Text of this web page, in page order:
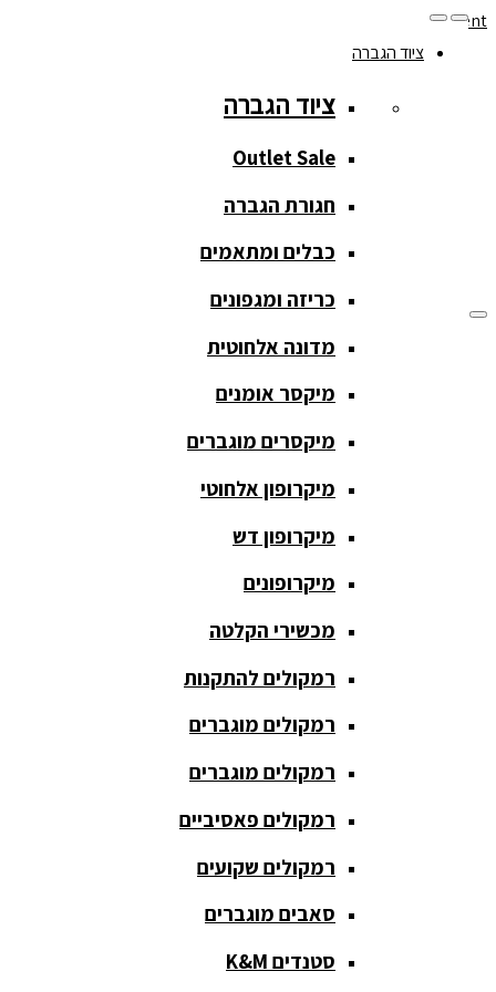
Skip to content
077-208-0290
מעקב הזמנות
ציוד הגברה
Outlet Sale
חגורת הגברה
כבלים
ומתאמים
כריזה
ומגפונים
מדונה
אלחוטית
מיקסר
מוגברים
מיקרופון
ציוד הגברה
ציוד הגברה
Outlet Sale
חגורת הגברה
כבלים ומתאמים
כריזה ומגפונים
מדונה אלחוטית
מיקסר אומנים
מיקסרים מוגברים
מיקרופון אלחוטי
מיקרופון דש
מיקרופונים
מכשירי הקלטה
רמקולים להתקנות
רמקולים מוגברים
רמקולים מוגברים
רמקולים פאסיביים
רמקולים שקועים
סאבים מוגברים
סטנדים K&M